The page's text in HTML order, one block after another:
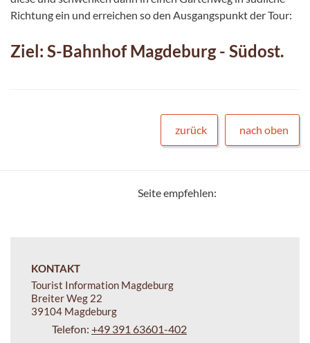
Richtung ein und erreichen so den Ausgangspunkt der Tour:
Ziel: S-Bahnhof Magdeburg - Südost.
zurück nach oben
Seite empfehlen:
KONTAKT
Tourist Information Magdeburg
Breiter Weg 22
39104 Magdeburg
Telefon: +49 391 63601-402